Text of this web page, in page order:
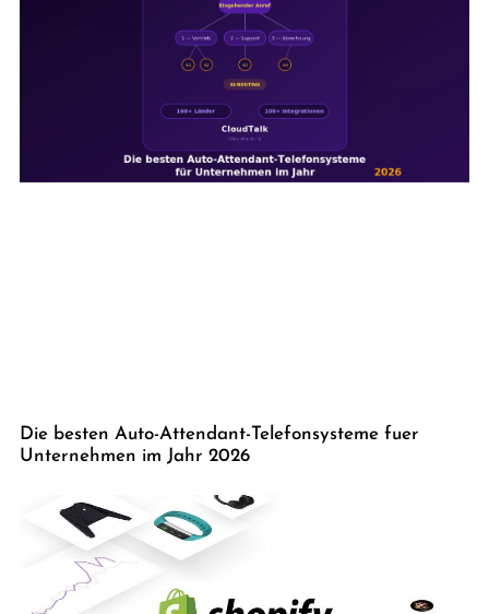
Die besten Auto-Attendant-Telefonsysteme fuer
Unternehmen im Jahr 2026